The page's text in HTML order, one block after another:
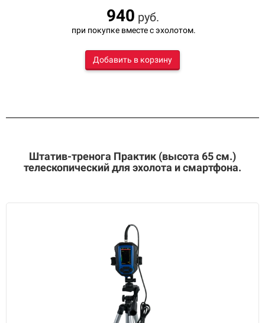
940 руб.
при покупке вместе с эхолотом.
Добавить в корзину
Штатив-тренога Практик (высота 65 см.)
телескопический для эхолота и смартфона.